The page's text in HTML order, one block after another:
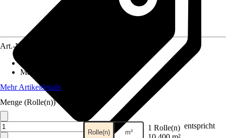
Art.-Nr.
Maße (BxH)
Mehr Artikeldetails
Menge (Rolle(n))
Rolle(n) m² 1 Rolle(n) entspricht